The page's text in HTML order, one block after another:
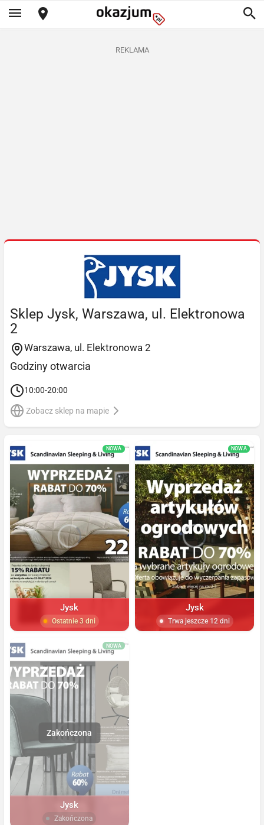
REKLAMA
Sklep Jysk, Warszawa, ul. Elektronowa
2
Warszawa, ul. Elektronowa 2
Godziny otwarcia
10:00-20:00
Zobacz sklep na mapie
NOWA
Jysk
Ostatnie 3 dni
NOWA
Jysk
Trwa jeszcze 12 dni
NOWA
Jysk
Zakończona